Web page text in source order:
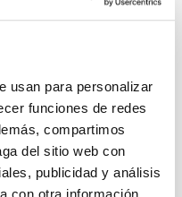
usan para personalizar
funciones de redes
compartimos
del sitio web con
publicidad y análisis
con otra información
través de los informes
ponemos a tu